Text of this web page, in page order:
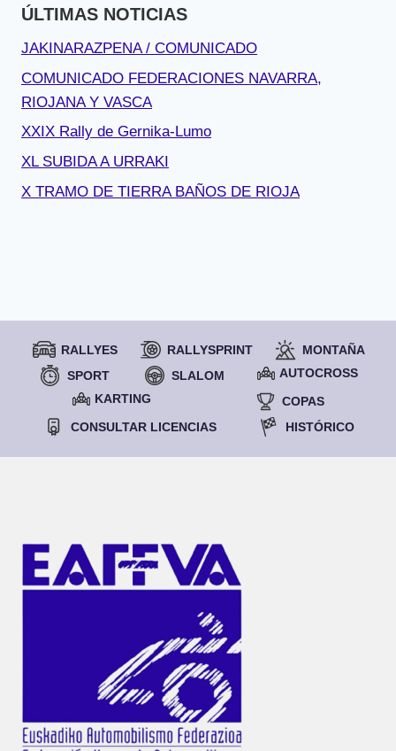
ÚLTIMAS NOTICIAS
JAKINARAZPENA / COMUNICADO
COMUNICADO FEDERACIONES NAVARRA,
RIOJANA Y VASCA
XXIX Rally de Gernika-Lumo
XL SUBIDA A URRAKI
X TRAMO DE TIERRA BAÑOS DE RIOJA
RALLYES RALLYSPRINT
MONTAÑA
SPORT
SLALOM
AUTOCROSS
KARTING
COPAS
CONSULTAR LICENCIAS
HISTÓRICO